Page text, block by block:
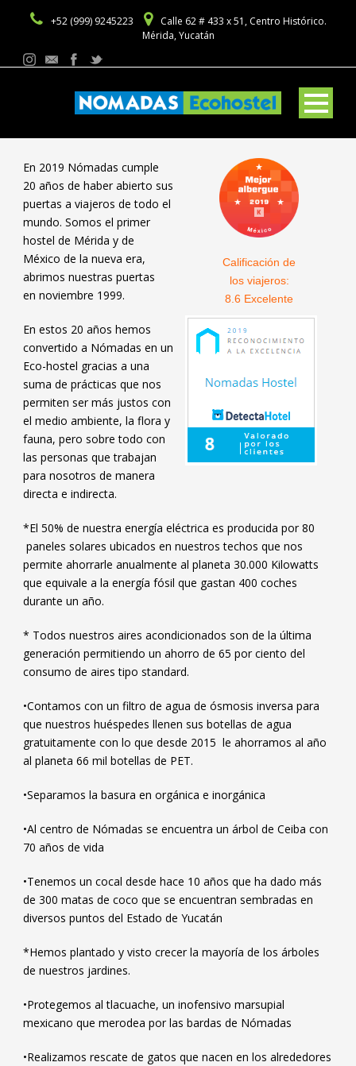
+52 (999) 9245223
Calle 62 # 433 x 51, Centro Histórico.
Mérida, Yucatán
Calificación de
los viajeros:
8.6 Excelente
En 2019 Nómadas cumple
20 años de haber abierto sus
puertas a viajeros de todo el
mundo. Somos el primer
hostel de Mérida y de
México de la nueva era,
abrimos nuestras puertas
en noviembre 1999.
En estos 20 años hemos
convertido a Nómadas en un
Eco-hostel gracias a una
suma de prácticas que nos
permiten ser más justos con
el medio ambiente, la flora y
fauna, pero sobre todo con
las personas que trabajan
para nosotros de manera
directa e indirecta.
*El 50% de nuestra energía eléctrica es producida por 80
paneles solares ubicados en nuestros techos que nos
permite ahorrarle anualmente al planeta 30.000 Kilowatts
que equivale a la energía fósil que gastan 400 coches
durante un año.
* Todos nuestros aires acondicionados son de la última
generación permitiendo un ahorro de 65 por ciento del
consumo de aires tipo standard.
•Contamos con un filtro de agua de ósmosis inversa para
que nuestros huéspedes llenen sus botellas de agua
gratuitamente con lo que desde 2015 le ahorramos al año
al planeta 66 mil botellas de PET.
•Separamos la basura en orgánica e inorgánica
•Al centro de Nómadas se encuentra un árbol de Ceiba con
70 años de vida
•Tenemos un cocal desde hace 10 años que ha dado más
de 300 matas de coco que se encuentran sembradas en
diversos puntos del Estado de Yucatán
*Hemos plantado y visto crecer la mayoría de los árboles
de nuestros jardines.
•Protegemos al tlacuache, un inofensivo marsupial
mexicano que merodea por las bardas de Nómadas
•Realizamos rescate de gatos que nacen en los alrededores